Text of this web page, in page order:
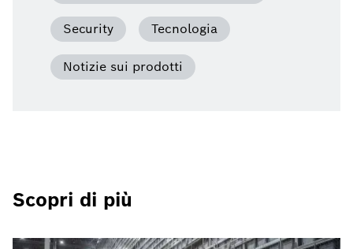
Security Tecnologia
Notizie sui prodotti
Scopri di più